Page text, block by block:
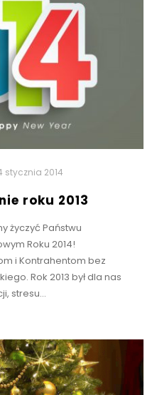
stycznia 2014
roku 2013
życzyć Państwu
Roku 2014!
i Kontrahentom bez
Rok 2013 był dla nas
stresu...